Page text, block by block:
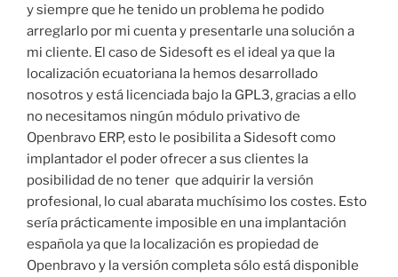
y siempre que he tenido un problema he podido
arreglarlo por mi cuenta y presentarle una solución a
mi cliente. El caso de Sidesoft es el ideal ya que la
localización ecuatoriana la hemos desarrollado
nosotros y está licenciada bajo la GPL3, gracias a ello
no necesitamos ningún módulo privativo de
Openbravo ERP, esto le posibilita a Sidesoft como
implantador el poder ofrecer a sus clientes la
posibilidad de no tener que adquirir la versión
profesional, lo cual abarata muchísimo los costes. Esto
sería prácticamente imposible en una implantación
española ya que la localización es propiedad de
Openbravo y la versión completa sólo está disponible